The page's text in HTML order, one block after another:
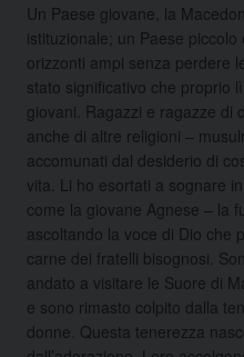
Un Paese giovane, la
istituzionale; un Paese
orizzonti ampi senza perdere
stato significativo che proprio
giovani. Ragazzi e ragazze di
anche di altre religioni –
accomunati dal desiderio di
vita. Li ho esortati a sognare
come la giovane Agnese – la
ascoltando la voce di Dio che
carne dei fratelli bisognosi.
andato a visitare le Suore di
e sono rimasto colpito dalla
donne. Questa tenerezza